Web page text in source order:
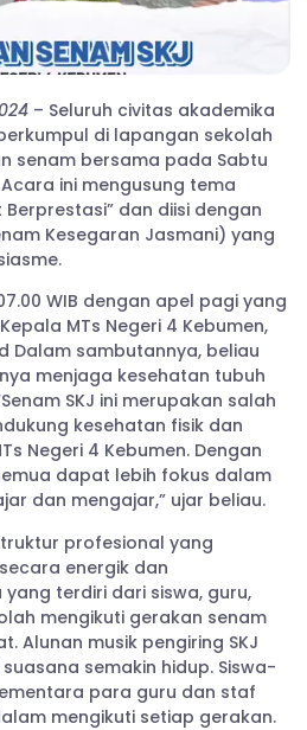
– Seluruh civitas akademika
di lapangan sekolah
senam bersama pada Sabtu
ini mengusung tema
Berprestasi” dan diisi dengan
Kesegaran Jasmani) yang
WIB dengan apel pagi yang
MTs Negeri 4 Kebumen,
Dalam sambutannya, beliau
menjaga kesehatan tubuh
SKJ ini merupakan salah
kesehatan fisik dan
Negeri 4 Kebumen. Dengan
dapat lebih fokus dalam
dan mengajar,” ujar beliau.
profesional yang
energik dan
yang terdiri dari siswa, guru,
mengikuti gerakan senam
Alunan musik pengiring SKJ
semakin hidup. Siswa-
para guru dan staf
mengikuti setiap gerakan.